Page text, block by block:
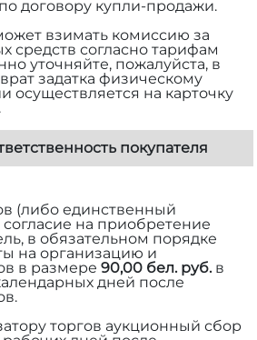
договору купли-продажи.
взимать комиссию за
средств согласно тарифам
уточняйте, пожалуйста, в
задатка физическому
осуществляется на карточку
покупателя
(либо единственный
на приобретение
в обязательном порядке
на организацию и
в размере 90,00 бел. руб.в
дней после
торгов аукционный сбор